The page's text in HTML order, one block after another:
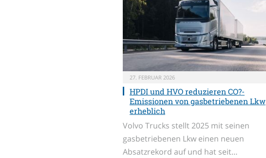
27. FEBRUAR 2026
HPDI und HVO reduzieren CO?-
Emissionen von gasbetriebenen Lkw
erheblich
Volvo Trucks stellt 2025 mit seinen
gasbetriebenen Lkw einen neuen
Absatzrekord auf und hat seit…